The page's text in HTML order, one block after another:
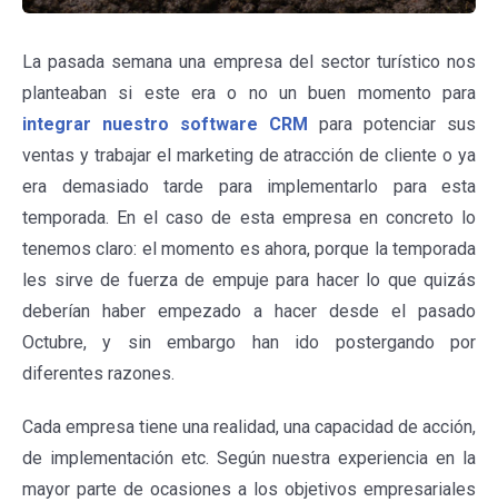
La pasada semana una empresa del sector turístico nos
planteaban si este era o no un buen momento para
integrar nuestro software CRM
para potenciar sus
ventas y trabajar el marketing de atracción de cliente o ya
era demasiado tarde para implementarlo para esta
temporada. En el caso de esta empresa en concreto lo
tenemos claro: el momento es ahora, porque la temporada
les sirve de fuerza de empuje para hacer lo que quizás
deberían haber empezado a hacer desde el pasado
Octubre, y sin embargo han ido postergando por
diferentes razones.
Cada empresa tiene una realidad, una capacidad de acción,
de implementación etc. Según nuestra experiencia en la
mayor parte de ocasiones a los objetivos empresariales